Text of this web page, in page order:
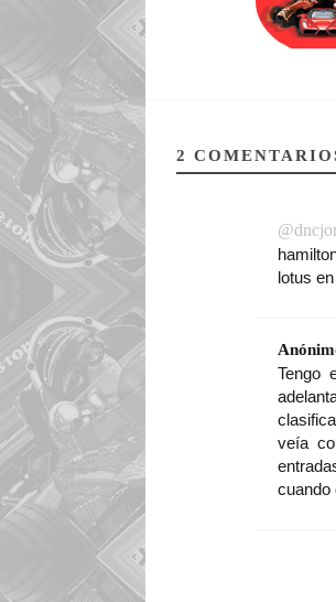
2
lotus
Tengo
veía
cuando